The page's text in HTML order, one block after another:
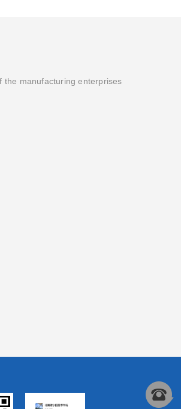
the manufacturing enterprises